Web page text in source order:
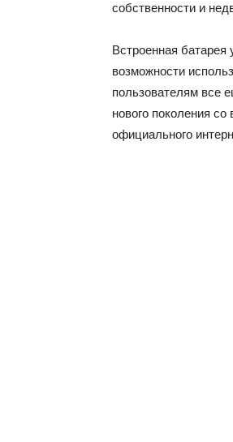
собственности и
Встроенная батарея
возможности
пользователям все
нового поколения
официального